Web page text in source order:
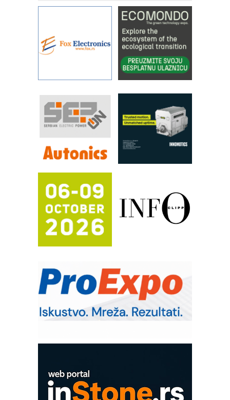
savremene industrijske i logističke
Alba d.o.o. – 35 godina preciznosti u
metrologiji i pametnim dozirnim
rešenjima
IBeRTIM - oprema za ispitivanje
sistema
YAMADA pumpe – japanska
Filtration Group Industrial – Napredna
rešenja za filtraciju u hidrauličkim i
RILINEX kompanije Rittal
FANUC: Najbolje za vašu pametnu
automatizaciju
Efikasno upravljanje energijom
Automatizacija pakovanja · Display
(Shelf-Ready) omotnice
sistema
Trajna oznaka kao dugoročna korist
Bezbednost na prvom mestu!
SKF Y-ležajne jedinice za
era CNC merenja
OBO sistemi mrežastih nosača kablova